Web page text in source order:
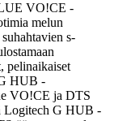
VO!CE -
melun
s-
pelinaikaiset
HUB -
VO!CE ja DTS
Logitech G HUB -